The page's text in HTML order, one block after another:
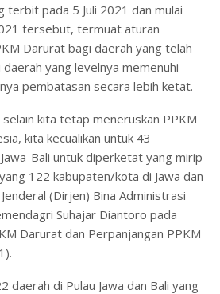
terbit pada 5 Juli 2021 dan mulai
tersebut, termuat aturan
Darurat bagi daerah yang telah
yang levelnya memenuhi
pembatasan secara lebih ketat.
kita tetap meneruskan PPKM
kita kecualikan untuk 43
Bali untuk diperketat yang mirip
122 kabupaten/kota di Jawa dan
(Dirjen) Bina Administrasi
Suhajar Diantoro pada
Darurat dan Perpanjangan PPKM
daerah di Pulau Jawa dan Bali yang